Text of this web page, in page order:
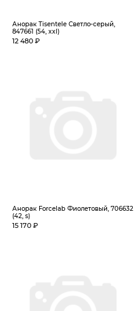
Анорак Tisentele Светло-серый,
847661 (54, xxl)
12 480 ₽
Анорак Forcelab Фиолетовый, 706632
(42, s)
15 170 ₽